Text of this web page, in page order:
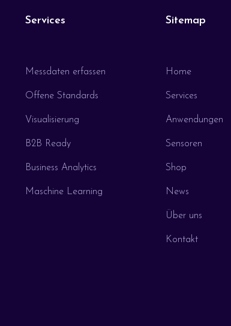
Services
Messdaten erfassen
Offene Standards
Visualisierung
B2B Ready
Business Analytics
Maschine Learning
Sitemap
Home
Services
Anwendungen
Sensoren
Shop
News
Über uns
Kontakt